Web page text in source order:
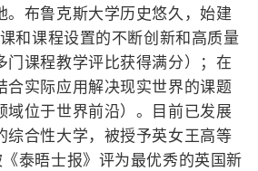
。布鲁克斯大学历史悠久，始建
和课程设置的不断创新和高质量
门课程教学评比获得满分）；在
合实际应用解决现实世界的课题
域位于世界前沿）。目前已发展
综合性大学，被授予英女王高等
泰晤士报》评为最优秀的英国新